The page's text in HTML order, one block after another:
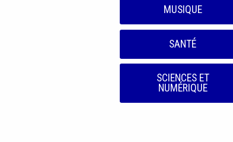
MUSIQUE
SANTÉ
SCIENCES ET
NUMÉRIQUE